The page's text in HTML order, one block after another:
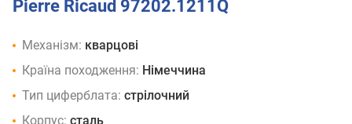
Pierre Ricaud 97202.1211Q
Механізм: кварцові
Країна походження: Німеччина
Тип циферблата: стрілочний
Корпус: сталь